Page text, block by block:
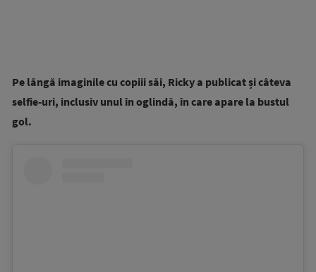
Pe lângă imaginile cu copiii săi, Ricky a publicat și câteva
selfie-uri, inclusiv unul în oglindă, în care apare la bustul
gol.